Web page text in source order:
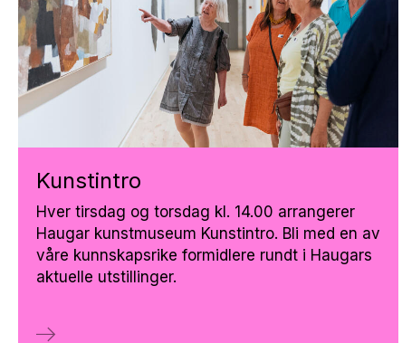
Kunst­in­tro
Hver tirsdag og torsdag kl. 14.00 arrangerer
Haugar kunstmuseum Kunstintro. Bli med en av
våre kunnskapsrike formidlere rundt i Haugars
aktuelle utstillinger.